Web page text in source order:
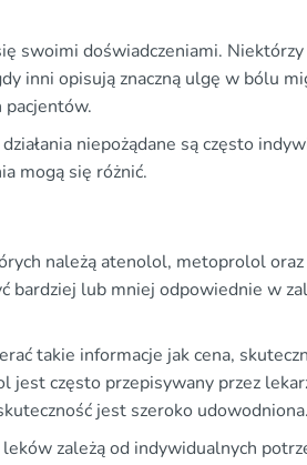
swoimi doświadczeniami.
inni opisują znaczną ulgę w bólu
pacjentów.
niepożądane są często
mogą się różnić.
należą atenolol, metoprolol oraz
bardziej lub mniej odpowiednie w
takie informacje jak cena,
często przepisywany przez
jest szeroko
zależą od indywidualnych